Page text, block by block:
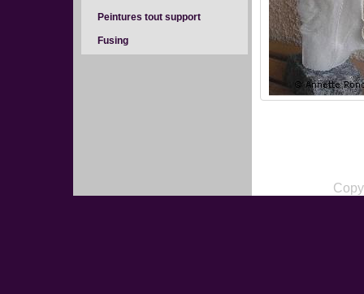
Peintures tout support
Fusing